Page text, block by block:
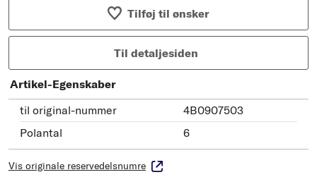
Tilføj til ønsker
Til detaljesiden
Artikel-Egenskaber
til original-nummer
4B0907503
Polantal
6
Vis originale reservedelsnumre